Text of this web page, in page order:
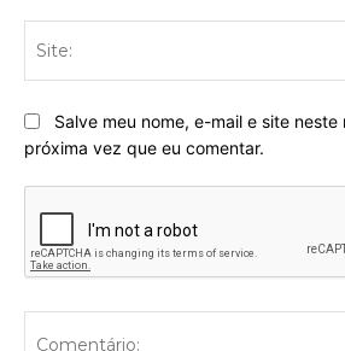
Salve meu nome, e-mail e site
próxima vez que eu comentar.